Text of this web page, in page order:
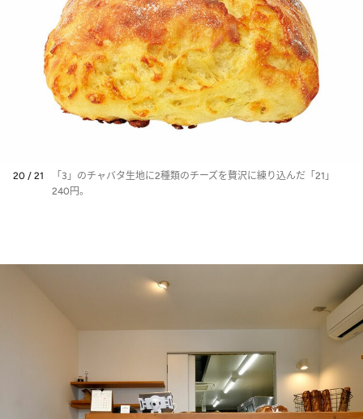
20 / 21
「3」のチャバタ生地に2種類のチーズを贅沢に練り込んだ「21」
240円。